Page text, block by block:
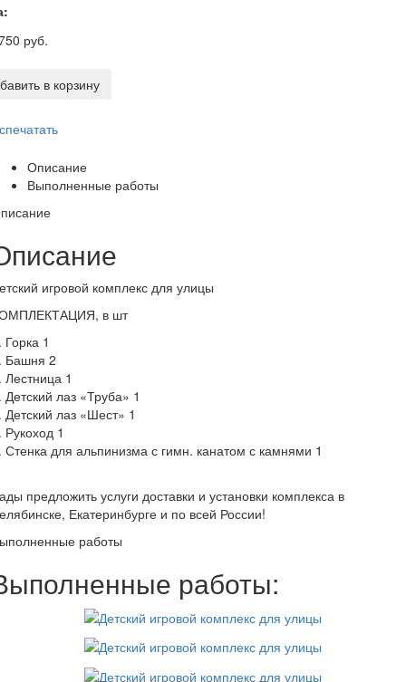
руб.
в корзину
Описание
Выполненные работы
игровой комплекс для улицы
в шт
Горка 1
Башня 2
Лестница 1
Детский лаз «Труба» 1
Детский лаз «Шест» 1
Рукоход 1
Стенка для альпинизма с гимн. канатом с камнями 1
предложить услуги доставки и установки комплекса в
Екатеринбурге и по всей России!
работы
работы: